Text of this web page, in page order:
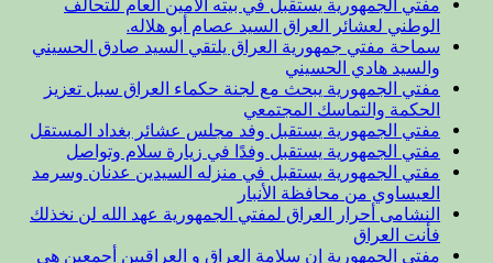
مفتي الجمهورية يستقبل في بيته الأمين العام للتحالف
الوطني لعشائر العراق السيد عصام أبو هلاله.
سماحة مفتي جمهورية العراق يلتقي السيد صادق الحسيني
والسيد هادي الحسيني
مفتي الجمهورية يبحث مع لجنة حكماء العراق سبل تعزيز
الحكمة والتماسك المجتمعي
مفتي الجمهورية يستقبل وفد مجلس عشائر بغداد المستقل
مفتي الجمهورية يستقبل وفدًا في زيارة سلام وتواصل
مفتي الجمهورية يستقبل في منزله السيدين عدنان وسرمد
العيساوي من محافظة الأنبار
النشامى أحرار العراق لمفتي الجمهورية عهد الله لن نخذلك
فأنت العراق
مفتي الجمهورية إن سلامة العراق و العراقيين أجمعين هي